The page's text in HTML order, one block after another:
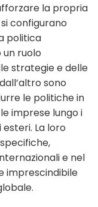
la propria
configurano
politica
ruolo
strategie e delle
sono
le politiche in
imprese lungo i
La loro
e nel
imprescindibile